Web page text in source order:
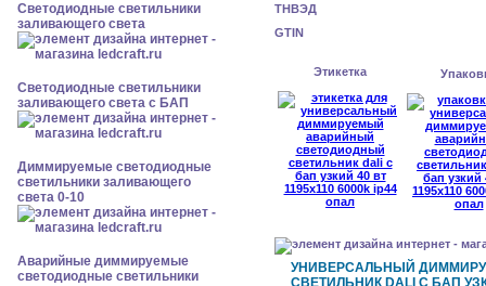
Светодиодные светильники
заливающего света
Светодиодные светильники
заливающего света с БАП
Диммируемые светодиодные
светильники заливающего
света 0-10
Аварийные диммируемые
светодиодные светильники
ТНВЭД
GTIN
Этикетка
УНИВЕРСАЛЬНЫЙ
СВЕТИЛЬНИК DALI С БАП